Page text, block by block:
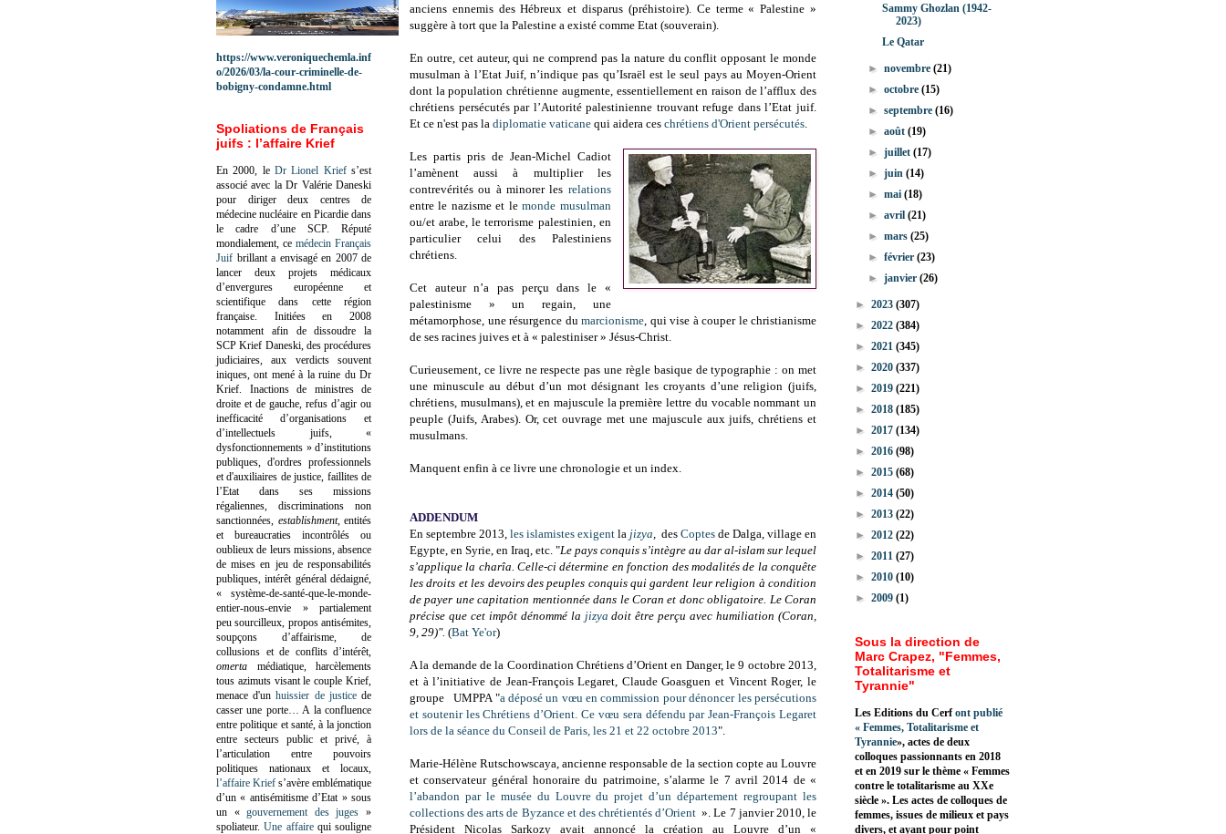
anciens ennemis des Hébreux et disparus (préhistoire). Ce terme « Palestine »
suggère à tort que la Palestine a existé comme Etat (souverain).
En outre, cet auteur, qui ne comprend pas la nature du conflit opposant le monde
musulman à l’Etat Juif, n’indique pas qu’Israël est le seul pays au Moyen-Orient
dont la population chrétienne augmente, essentiellement en raison de l’afflux des
chrétiens persécutés par l’Autorité palestinienne trouvant refuge dans l’Etat juif.
Et ce n'est pas la diplomatie vaticane qui aidera ces chrétiens d'Orient persécutés
Les partis pris de Jean-Michel Cadiot
l’amènent aussi à multiplier les
contrevérités ou à minorer les relations
entre le nazisme et lemonde musulman
ou/et arabe, le terrorisme palestinien, en
particulier celui des Palestiniens
chrétiens.
Cet auteur n’a pas perçu dans le «
palestinisme » un regain, une
métamorphose, une résurgence du marcionisme , qui vise à couper le christianisme
de ses racines juives et à « palestiniser » Jésus-Christ.
Curieusement, ce livre ne respecte pas une règle basique de typographie : on met
une minuscule au début d’un mot désignant les croyants d’une religion (juifs,
chrétiens, musulmans), et en majuscule la première lettre du vocable nommant un
peuple (Juifs, Arabes). Or, cet ouvrage met une majuscule aux juifs, chrétiens et
musulmans.
Manquent enfin à ce livre une chronologie et un index.
ADDENDUM
En septembre 2013, les islamistes exigent la jizya des Coptes de Dalga, village en
Egypte, en Syrie, en Iraq, etc. "Le pays conquis s’intègre au dar al-islam sur lequel
s’applique la charîa. Celle-ci détermine en fonction des modalités de la conquête
les droits et les devoirs des peuples conquis qui gardent leur religion à condition
de payer une capitation mentionnée dans le Coran et donc obligatoire. Le Coran
précise que cet impôt dénommé la jizya doit être perçu avec humiliation (Coran,
9, 29)". (Bat Ye'or)
A la demande de la Coordination Chrétiens d’Orient en Danger, le 9 octobre 2013,
et à l’initiative de Jean-François Legaret, Claude Goasguen et Vincent Roger, le
groupe UMPPA "a déposé un vœu en commission pour dénoncer les persécutions
et soutenir les Chrétiens d’Orient. Ce vœu sera défendu par Jean-François Legaret
lors de la séance du Conseil de Paris, les 21 et 22 octobre 2013".
Marie-Hélène Rutschowscaya, ancienne responsable de la section copte au Louvre
et conservateur général honoraire du patrimoine, s’alarme le 7 avril 2014 de «
l’abandon par le musée du Louvre du projet d’un département regroupant les
collections des arts de Byzance et des chrétientés d’Orient ». Le 7 janvier 2010, le
Président Nicolas Sarkozy avait annoncé la création au Louvre d’un «
https://www.veroniquechemla.inf
o/2026/03/la-cour-criminelle-de-
bobigny-condamne.html
Spoliations de Français
juifs : l’affaire Krief
En 2000, le Dr Lionel Kriefs’est
associé avec la Dr Valérie Daneski
pour diriger deux centres de
médecine nucléaire en Picardie dans
le cadre d’une SCP. Réputé
mondialement, ce médecin Français
Juif brillant a envisagé en 2007 de
lancer deux projets médicaux
d’envergures européenne et
scientifique dans cette région
française. Initiées en 2008
notamment afin de dissoudre la
SCP Krief Daneski, des procédures
judiciaires, aux verdicts souvent
iniques, ont mené à la ruine du Dr
Krief. Inactions de ministres de
droite et de gauche, refus d’agir ou
inefficacité d’organisations et
d’intellectuels juifs, «
dysfonctionnements » d’institutions
publiques, d'ordres professionnels
et d'auxiliaires de justice, faillites de
l’Etat dans ses missions
régaliennes, discriminations non
sanctionnées, establishment, entités
et bureaucraties incontrôlés ou
oublieux de leurs missions, absence
de mises en jeu de responsabilités
publiques, intérêt général dédaigné,
« système-de-santé-que-le-monde-
entier-nous-envie » partialement
peu sourcilleux, propos antisémites,
soupçons d’affairisme, de
collusions et de conflits d’intérêt,
omerta médiatique, harcèlements
tous azimuts visant le couple Krief,
menace d'unhuissier de justicede
casser une porte… A la confluence
entre politique et santé, à la jonction
entre secteurs public et privé, à
l’articulation entre pouvoirs
politiques nationaux et locaux,
l’affaire Krief s’avère emblématique
d’un « antisémitisme d’Etat » sous
un «gouvernement des juges »
spoliateur.Une affairequi souligne
Sammy Ghozlan (1942-
2023)
Le Qatar
►novembre(21)
►octobre(15)
►septembre(16)
►août(19)
►juillet(17)
►juin(14)
►mai(18)
►avril(21)
►mars(25)
►février(23)
►janvier(26)
► 2023 (307)
► 2022 (384)
► 2021 (345)
► 2020 (337)
► 2019 (221)
► 2018 (185)
► 2017 (134)
► 2016 (98)
► 2015 (68)
► 2014 (50)
► 2013 (22)
► 2012 (22)
► 2011 (27)
► 2010 (10)
► 2009 (1)
Sous la direction de
Marc Crapez, "Femmes,
Totalitarisme et
Tyrannie"
Les Editions du Cerfont publié
« Femmes, Totalitarisme et
Tyrannie», actes de deux
colloques passionnants en 2018
et en 2019 sur le thème « Femmes
contre le totalitarisme au XXe
siècle ». Les actes de colloques de
femmes, issues de milieux et pays
divers, et ayant pour point